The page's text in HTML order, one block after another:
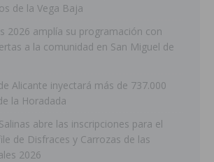
de la Vega Baja
2026 amplía su programación con
a la comunidad en San Miguel de
Alicante inyectará más de 737.000
la Horadada
abre las inscripciones para el
de Disfraces y Carrozas de las
2026